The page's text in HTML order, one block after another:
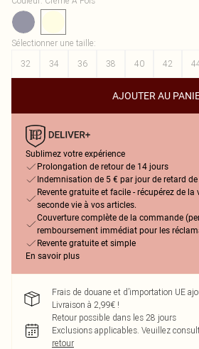
Sélectionner une taille:
32
34 36 38 40 42
AJOUTER AU
Sublimez votre expérience
Prolongation de retour de 14 jours
Indemnisation de 5 € par jour de retard
Revente gratuite et facile - récupérez de
seconde vie à vos articles.
Couverture complète de la commande
remboursement immédiat pour les
Revente gratuite et simple
En savoir plus
Frais de douane et d’importation UE
Livraison à 2,99€ !
Retour possible dans les 28 jours
Exclusions applicables. Veuillez
retour